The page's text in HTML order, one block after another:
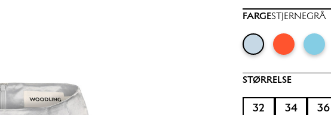
FARGESTJERNEGRÅ
STØRRELSE
32 34 36